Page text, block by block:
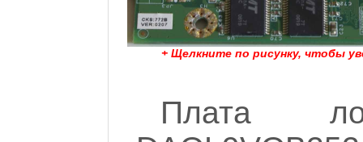
+ Щелкните по рисунку, чтобы
Плата